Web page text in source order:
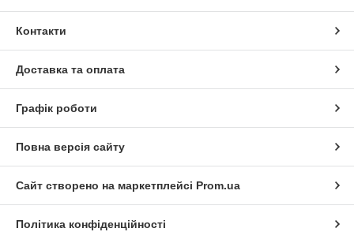
Контакти
Доставка та оплата
Графік роботи
Повна версія сайту
Сайт створено на маркетплейсі Prom.ua
Політика конфіденційності